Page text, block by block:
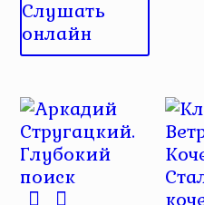
Слушать
онлайн